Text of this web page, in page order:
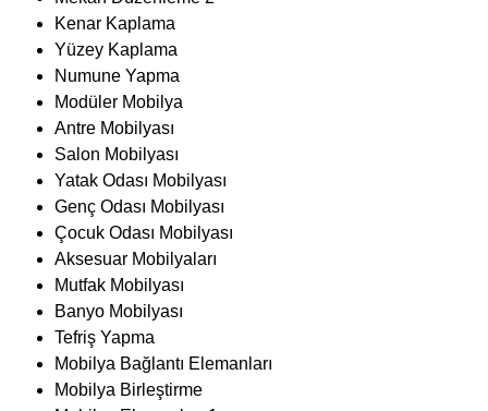
Çocuk Odası Mobilyası
Aksesuar Mobilyaları
Mutfak Mobilyası
Banyo Mobilyası
Tefriş Yapma
Mobilya Bağlantı Elemanları
Mobilya Birleştirme
Mobilya Elemanları 1
Mobilya Elemanları 2
Mobilya İmalatçısı Eğitim Kursuna
Katılma Koşulları
Mobilya İmalatçısısertifikası eğitimlerine katılmak için
gerekli olan şartlar: